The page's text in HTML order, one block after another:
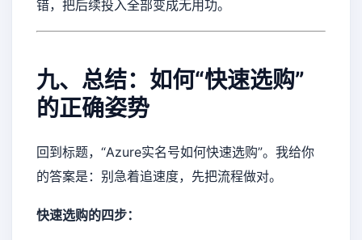
错，把后续投入全部变成无用功。
九、总结：如何“快速选购”
的正确姿势
回到标题，“Azure实名号如何快速选购”。我给你
的答案是：别急着追速度，先把流程做对。
快速选购的四步：